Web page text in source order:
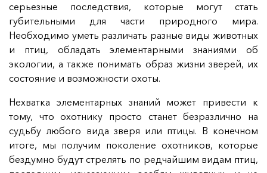
серьезные последствия, которые могут стать
губительными для части природного мира.
Необходимо уметь различать разные виды животных
и птиц, обладать элементарными знаниями об
экологии, а также понимать образ жизни зверей, их
состояние и возможности охоты.
Нехватка элементарных знаний может привести к
тому, что охотнику просто станет безразлично на
судьбу любого вида зверя или птицы. В конечном
итоге, мы получим поколение охотников, которые
бездумно будут стрелять по редчайшим видам птиц,